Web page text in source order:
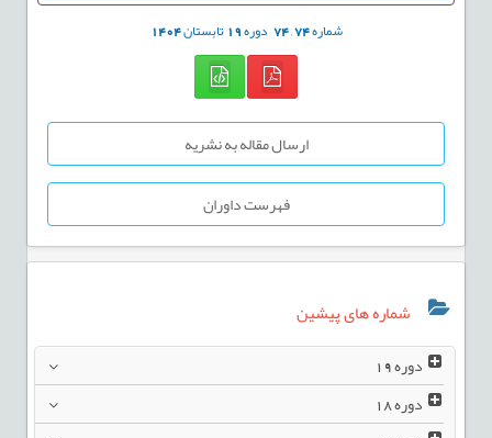
شماره74
,
74 دوره19تابستان1404
ارسال مقاله به نشریه
فهرست داوران
شماره های پیشین
دوره19
دوره18